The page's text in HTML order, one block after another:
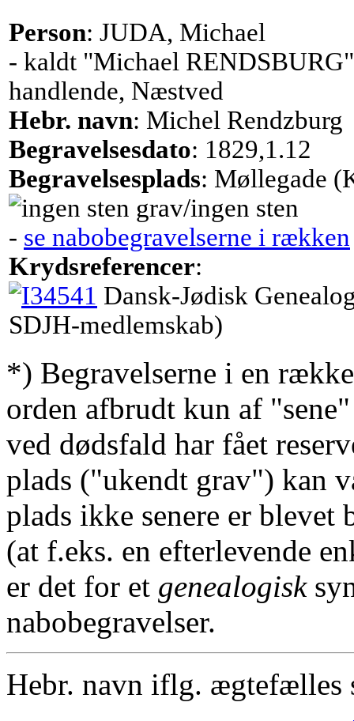
Person: JUDA, Michael
- kaldt "Michael RENDSBURG"
handlende, Næstved
Hebr. navn: Michel Rendzburg
Begravelsesdato: 1829,1.12
Begravelsesplads: Møllegade
grav/ingen sten
- se nabobegravelserne i rækken
Krydsreferencer:
Dansk-Jødisk
SDJH-medlemskab)
*) Begravelserne i en
orden afbrudt kun af
ved dødsfald har fået
plads ("ukendt grav") kan
plads ikke senere er
(at f.eks. en efterlevende
er det for et genealogisk
nabobegravelser.
Hebr. navn iflg. ægtefælles